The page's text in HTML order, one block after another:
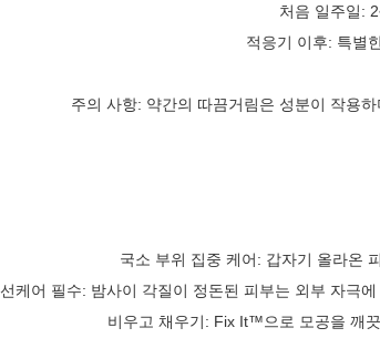
처음 일주일:
적응기 이후: 특별
주의 사항: 약간의 따끔거림은 성분이 작용
국소 부위 집중 케어: 갑자기 올라온
선케어 필수: 밤사이 각질이 정돈된 피부는 외부 자극
비우고 채우기: Fix It™으로 모공을 깨